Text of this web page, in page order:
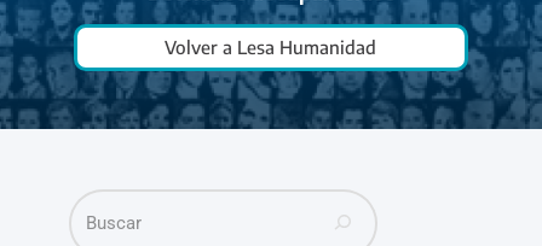
Volver a Lesa Humanidad